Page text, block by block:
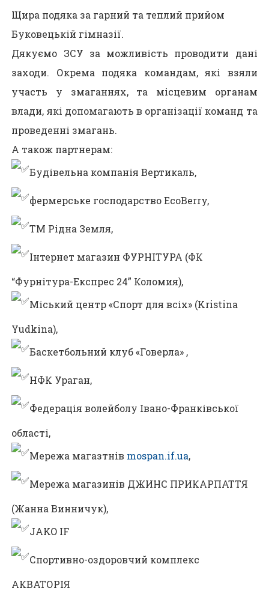
Щира подяка за гарний та теплий прийом
Буковецькій гімназії.
Дякуємо ЗСУ за можливість проводити дані
заходи. Окрема подяка командам, які взяли
участь у змаганнях, та місцевим органам
влади, які допомагають в організації команд та
проведенні змагань.
А також партнерам:
Будівельна компанія Вертикаль,
фермерське господарство EcoBerry,
ТМ Рідна Земля,
Інтернет магазин ФУРНІТУРА (ФК
“Фурнітура-Експрес 24” Коломия),
Міський центр «Спорт для всіх» (Kristina
Yudkina),
Баскетбольний клуб «Говерла» ,
НФК Ураган,
Федерація волейболу Івано-Франківської
області,
Мережа магазтнів mospan.if.ua,
Мережа магазинів ДЖИНС ПРИКАРПАТТЯ
(Жанна Винничук),
JAKO IF
Спортивно-оздоровчий комплекс
АКВАТОРІЯ